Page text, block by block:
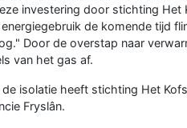
investering door stichting
de komende tijd
Door de overstap naar
van het gas af.
isolatie heeft stichting Het
Fryslân.